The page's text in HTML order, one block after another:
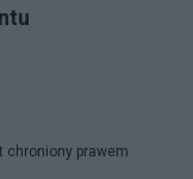
chroniony prawem